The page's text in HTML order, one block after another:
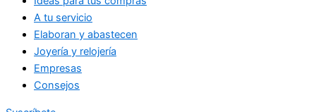
A tu servicio
Elaboran y abastecen
Joyería y relojería
Empresas
Consejos